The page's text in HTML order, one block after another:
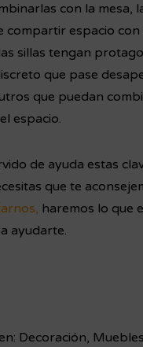
con la mesa,
compartir espacio con
sillas tengan
que pase
que puedan
espacio.
de ayuda estas
que te
haremos lo que
ayudarte.
Decoración, Muebles